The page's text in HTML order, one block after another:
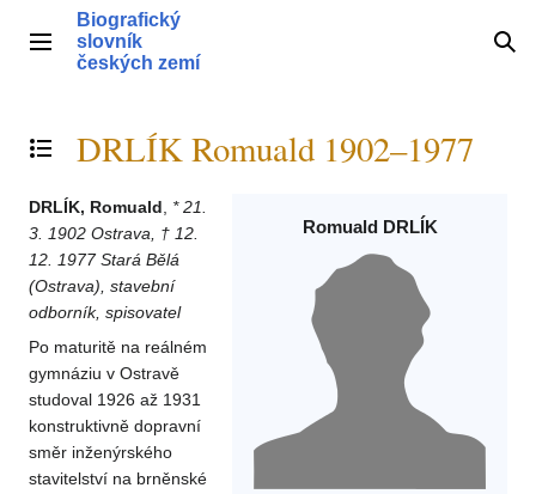
obsahHlavní menu
Biografický
slovník
českých zemí
Přepnout obsah
DRLÍK Romuald 1902–1977
Romuald DRLÍK
DRLÍK, Romuald
* 21.
3. 1902 Ostrava, † 12.
12. 1977 Stará Bělá
(Ostrava), stavební
odborník, spisovatel
Po maturitě na reálném
gymnáziu v Ostravě
studoval 1926 až 1931
konstruktivně dopravní
směr inženýrského
stavitelství na brněnské